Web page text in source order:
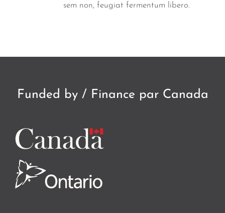
sem non, feugiat fermentum libero.
Funded by / Finance par Canada